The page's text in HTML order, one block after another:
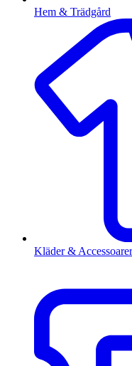
Hem & Trädgård
Kläder & Accessoarer